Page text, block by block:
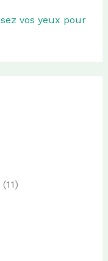
vos yeux pour
(11)